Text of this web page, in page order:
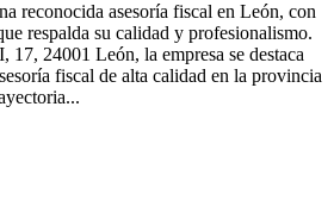
reconocida asesoría fiscal en León, con
respalda su calidad y profesionalismo.
24001 León, la empresa se destaca
fiscal de alta calidad en la provincia